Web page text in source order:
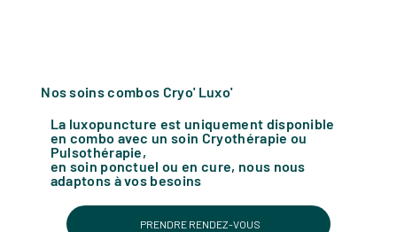
Nos soins combos Cryo' Luxo'
La luxopuncture est uniquement disponible
en combo avec un soin Cryothérapie ou
Pulsothérapie,
en soin ponctuel ou en cure, nous nous
adaptons à vos besoins
PRENDRE RENDEZ-VOUS